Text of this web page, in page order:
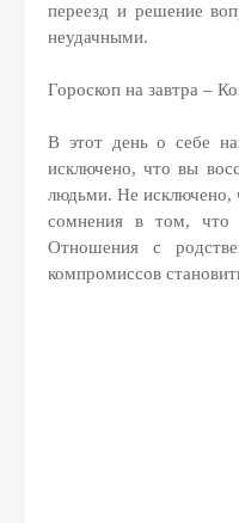
переезд и решение
неудачными.
Гороскоп на завтра –
В этот день о себе
исключено, что вы
людьми. Не исключено,
сомнения в том, что
Отношения с
компромиссов